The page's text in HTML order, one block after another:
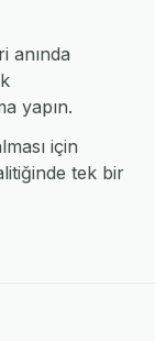
anında
yapın.
için
tek bir